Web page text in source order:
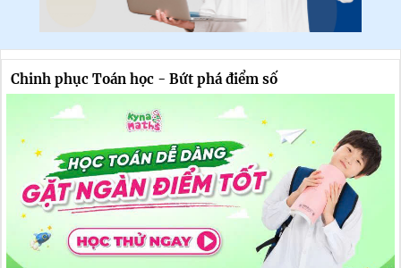
Chinh phục Toán học - Bứt phá điểm số